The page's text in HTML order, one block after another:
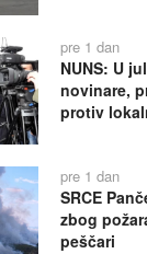
pre 1 dan
NUNS: U
novinare,
protiv
pre 1 dan
SRCE
zbog
peščari